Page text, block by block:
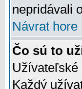
nepridávali
Návrat hore
Čo sú to
Užívateľské
Každý